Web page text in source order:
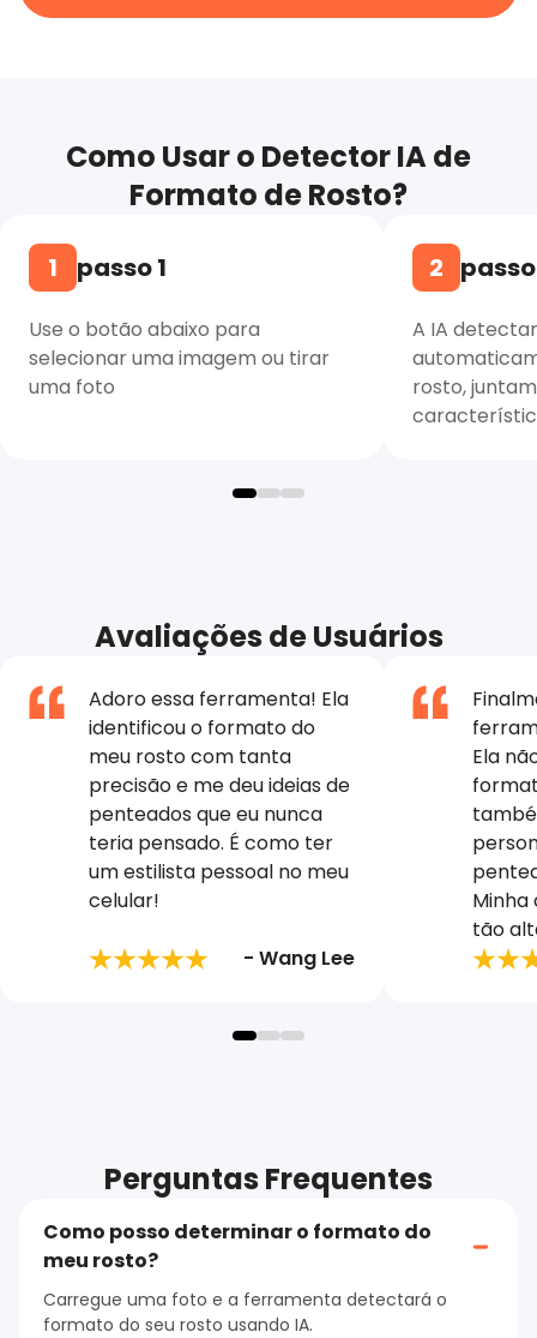
Como Usar o Detector IA de
Formato de Rosto?
1 passo 1
Use o botão abaixo para
selecionar uma imagem ou tirar
uma foto
2
A IA
rosto,
Avaliações de Usuários
Adoro essa ferramenta! Ela
identificou o formato do
meu rosto com tanta
precisão e me deu ideias de
penteados que eu nunca
teria pensado. É como ter
um estilista pessoal no meu
celular!
- Wang Lee
Ela
Minha
tão
Perguntas Frequentes
Como posso determinar o formato do
meu rosto?
Carregue uma foto e a ferramenta detectará o
formato do seu rosto usando IA.